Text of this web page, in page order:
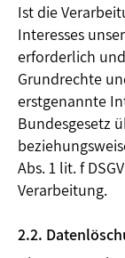
Ist die
Interesses
erforderlich
Grundrechte
erstgenannte
Bundesgesetz
Abs. 1 lit. f
Verarbeitung.
2.2.